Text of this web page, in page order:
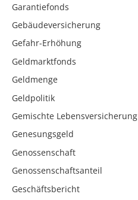
Garantiefonds
Gebäudeversicherung
Gefahr-Erhöhung
Geldmarktfonds
Geldmenge
Geldpolitik
Gemischte Lebensversicherung
Genesungsgeld
Genossenschaft
Genossenschaftsanteil
Geschäftsbericht